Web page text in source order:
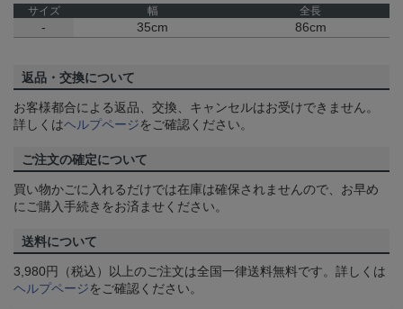
サイズ 幅 全長
- 35cm 86cm
返品・交換について
お客様都合による返品、交換、キャンセルはお受けできません。
詳しくはヘルプページをご確認ください。
ご注文の確定について
買い物かごに入れるだけでは在庫は確保されませんので、お早め
にご購入手続きをお済ませください。
送料について
3,980円（税込）以上のご注文は全国一律送料無料です。詳しくは
ヘルプページをご確認ください。